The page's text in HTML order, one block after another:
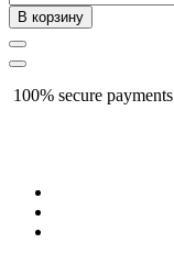
В корзину
100% secure payments